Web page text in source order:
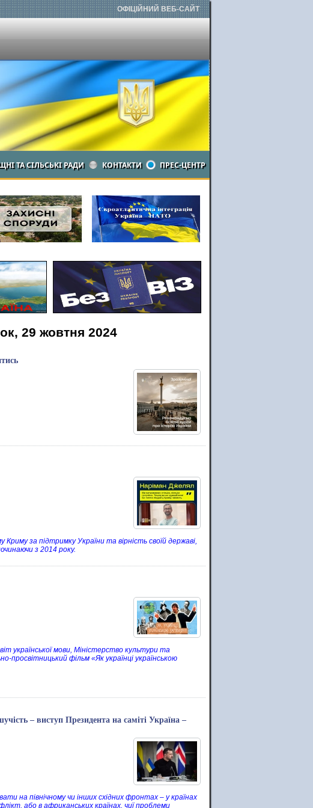
ОФІЦІЙНИЙ ВЕБ-САЙТ
ТА СІЛЬСЬКІ РАДИ КОНТАКТИ ПРЕС-ЦЕНТР
29 жовтня 2024
за підтримку України та вірність своїй державі,
з 2014 року.
української мови, Міністерство культури та
просвітницький фільм «Як українці українською
– виступ Президента на саміті Україна –
на північному чи інших східних фронтах – у країнах
або в африканських країнах, чиї проблеми